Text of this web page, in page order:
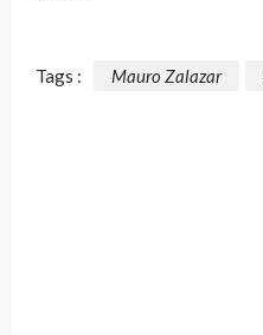
Tags : Mauro Zalazar